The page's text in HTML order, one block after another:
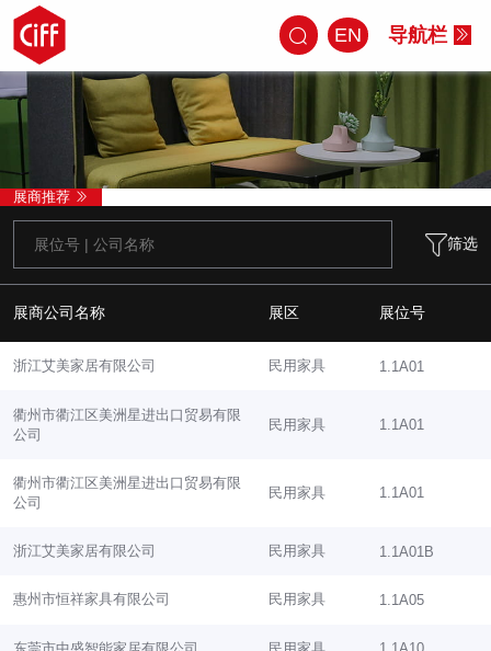
EN 导航栏
展商推荐
筛选
展商公司名称 展区 展位号
浙江艾美家居有限公司 民用家具 1.1A01
衢州市衢江区美洲星进出口贸易有限
公司
民用家具 1.1A01
衢州市衢江区美洲星进出口贸易有限
公司
民用家具 1.1A01
浙江艾美家居有限公司 民用家具 1.1A01B
惠州市恒祥家具有限公司 民用家具 1.1A05